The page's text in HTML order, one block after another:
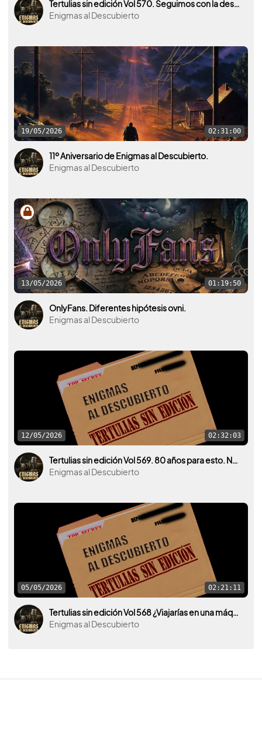
Tertulias sin edición Vol 570. Seguimos con la desclasificación y vídeos interesantes sobre ovnis.
Enigmas al Descubierto
19/05/2026 02:31:00
11º Aniversario de Enigmas al Descubierto.
Enigmas al Descubierto
13/05/2026 01:19:50
OnlyFans. Diferentes hipótesis ovni.
Enigmas al Descubierto
12/05/2026 02:32:03
Tertulias sin edición Vol 569. 80 años para esto. Nueva desclasificación OVNI por parte de U.S.A.
Enigmas al Descubierto
05/05/2026 02:21:11
Tertulias sin edición Vol 568 ¿Viajarías en una máquina del tiempo para darle algún mensaje a tu yo del pasado?
Enigmas al Descubierto